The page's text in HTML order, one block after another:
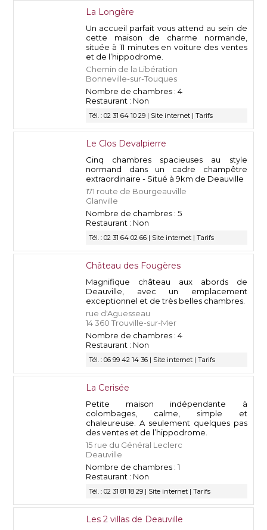
La Longère
Un accueil parfait vous attend au sein de
cette maison de charme normande,
située à 11 minutes en voiture des ventes
et de l’hippodrome.
Chemin de la Libération
Bonneville-sur-Touques
Nombre de chambres : 4
Restaurant : Non
Tél. : 02 31 64 10 29 | Site internet| Tarifs
Le Clos Devalpierre
Cinq chambres spacieuses au style
normand dans un cadre champêtre
extraordinaire - Situé à 9km de Deauville
171 route de Bourgeauville
Glanville
Nombre de chambres : 5
Restaurant : Non
Tél. : 02 31 64 02 66 | Site internet| Tarifs
Château des Fougères
Magnifique château aux abords de
Deauville, avec un emplacement
exceptionnel et de très belles chambres.
rue d'Aguesseau
14 360 Trouville-sur-Mer
Nombre de chambres : 4
Restaurant : Non
Tél. : 06 99 42 14 36 | Site internet| Tarifs
La Cerisée
Petite maison indépendante à
colombages, calme, simple et
chaleureuse. A seulement quelques pas
des ventes et de l’hippodrome.
15 rue du Général Leclerc
Deauville
Nombre de chambres : 1
Restaurant : Non
Tél. : 02 31 81 18 29 | Site internet| Tarifs
Les 2 villas de Deauville